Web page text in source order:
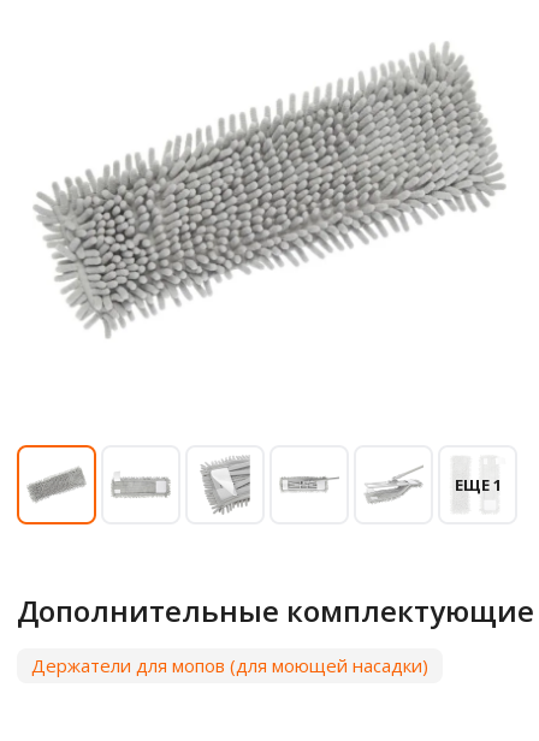
ЕЩЕ 1
Дополнительные комплектующие
Держатели для мопов (для моющей насадки)